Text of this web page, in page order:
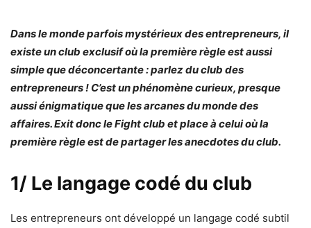
Dans le monde parfois mystérieux des entrepreneurs, il
existe un club exclusif où la première règle est aussi
simple que déconcertante : parlez du club des
entrepreneurs ! C’est un phénomène curieux, presque
aussi énigmatique que les arcanes du monde des
affaires. Exit donc le Fight club et place à celui où la
première règle est de partager les anecdotes du club.
1/ Le langage codé du club
Les entrepreneurs ont développé un langage codé subtil